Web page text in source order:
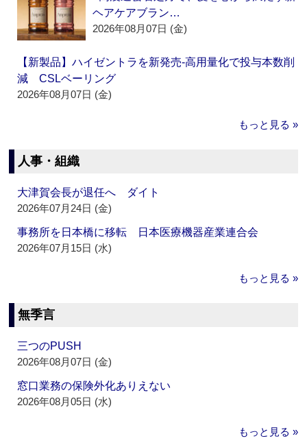
ヘアケアブラン…
2026年08月07日 (金)
【新製品】ハイゼントラを新発売‐高用量化で投与本数削
減 CSLベーリング
2026年08月07日 (金)
もっと見る »
人事・組織
大津賀会長が退任へ ダイト
2026年07月24日 (金)
事務所を日本橋に移転 日本医療機器産業連合会
2026年07月15日 (水)
もっと見る »
無季言
三つのPUSH
2026年08月07日 (金)
窓口業務の保険外化ありえない
2026年08月05日 (水)
もっと見る »